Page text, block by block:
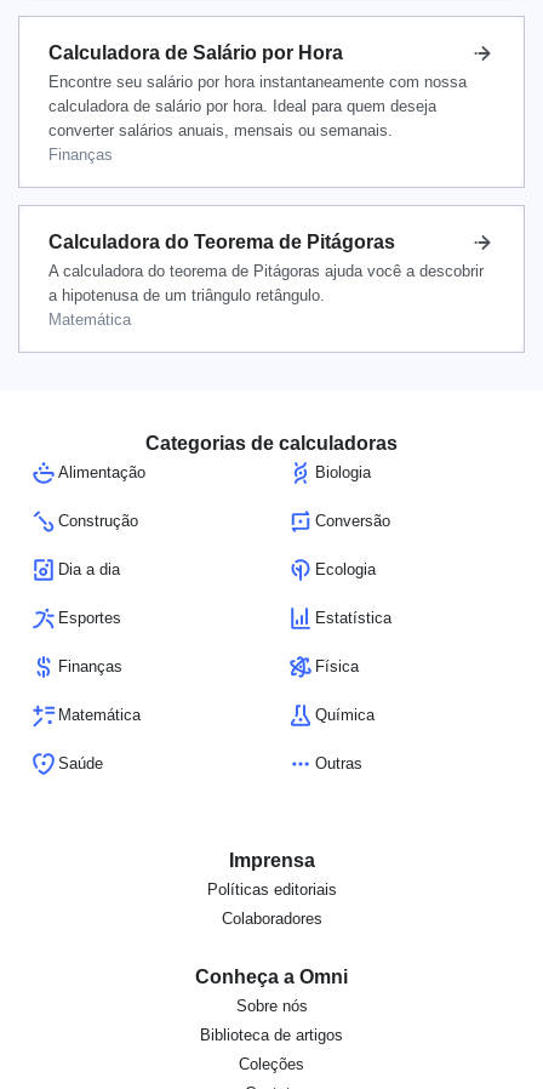
Calculadora de Salário por Hora
Encontre seu salário por hora instantaneamente com nossa
calculadora de salário por hora. Ideal para quem deseja
converter salários anuais, mensais ou semanais.
Finanças
Calculadora do Teorema de Pitágoras
A calculadora do teorema de Pitágoras ajuda você a descobrir
a hipotenusa de um triângulo retângulo.
Matemática
Categorias de calculadoras
Alimentação Biologia
Construção Conversão
Dia a dia Ecologia
Esportes Estatística
Finanças Física
Matemática Química
Saúde Outras
Imprensa
Políticas editoriais
Colaboradores
Conheça a Omni
Sobre nós
Biblioteca de artigos
Coleções